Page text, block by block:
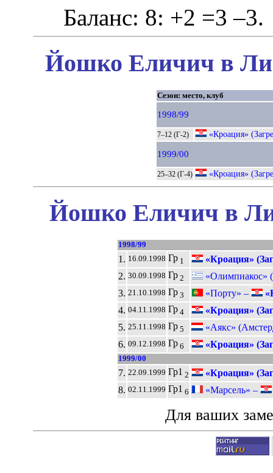
Баланс: 8: +2 =3 –3.
Йошко Еличич в
Сезон: место, клуб
1998/99
7–12 (Г-2) «Кроация»
1999/00
25–32 (Г-4) «Кроация»
Йошко Еличич в
1998/99
1. 16.09.1998 Гр1
«Кроация»
2. 30.09.1998 Гр2
«Олимпиакос»
3. 21.10.1998 Гр3 «Порту» –
4. 04.11.1998 Гр4
«Кроация»
5. 25.11.1998 Гр5
«Аякс»
6. 09.12.1998 Гр6 «Кроация»
1999/00
7. 22.09.1999 Гр1 2
«Кроация»
8. 02.11.1999 Гр1 6 «Марсель» –
Для ваших